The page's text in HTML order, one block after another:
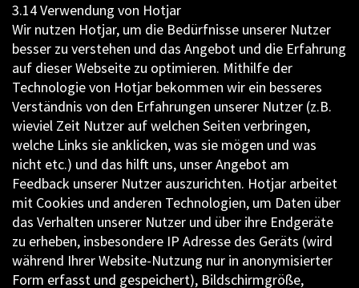
3.14 Verwendung von Hotjar
Wir nutzen Hotjar, um die Bedürfnisse unserer Nutzer
besser zu verstehen und das Angebot und die Erfahrung
auf dieser Webseite zu optimieren. Mithilfe der
Technologie von Hotjar bekommen wir ein besseres
Verständnis von den Erfahrungen unserer Nutzer (z.B.
wieviel Zeit Nutzer auf welchen Seiten verbringen,
welche Links sie anklicken, was sie mögen und was
nicht etc.) und das hilft uns, unser Angebot am
Feedback unserer Nutzer auszurichten. Hotjar arbeitet
mit Cookies und anderen Technologien, um Daten über
das Verhalten unserer Nutzer und über ihre Endgeräte
zu erheben, insbesondere IP Adresse des Geräts (wird
während Ihrer Website-Nutzung nur in anonymisierter
Form erfasst und gespeichert), Bildschirmgröße,